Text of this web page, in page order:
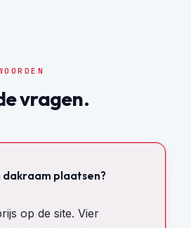
vragen.
dakraam plaatsen?
op de site. Vier